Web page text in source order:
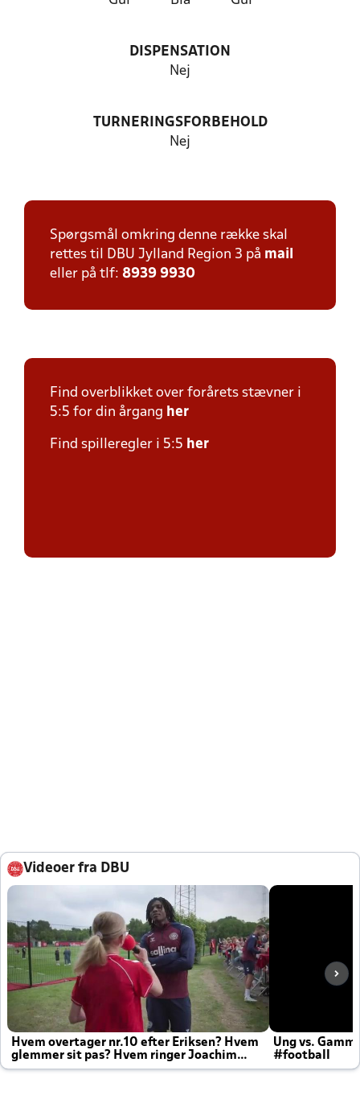
DISPENSATION
Nej
TURNERINGSFORBEHOLD
Nej
Spørgsmål omkring denne række skal
rettes til DBU Jylland Region 3 på mail
eller på tlf: 8939 9930
Find overblikket over forårets stævner i
5:5 for din årgang her
Find spilleregler i 5:5 her
Videoer fra DBU
Hvem overtager nr.10 efter Eriksen? Hvem
glemmer sit pas? Hvem ringer Joachim
altid til efter kampe?
Ung vs.
#football